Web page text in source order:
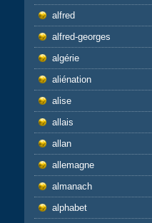
alfred
alfred-georges
algérie
aliénation
alise
allais
allan
allemagne
almanach
alphabet